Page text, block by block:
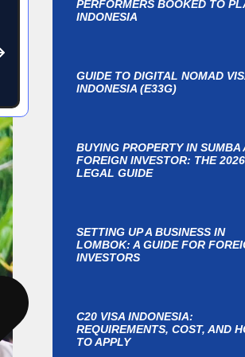
PERFORMERS BOOKED TO
INDONESIA
GUIDE TO DIGITAL NOMAD
INDONESIA (E33G)
BUYING PROPERTY IN SUMBA
FOREIGN INVESTOR: THE 2026
LEGAL GUIDE
SETTING UP A BUSINESS IN
LOMBOK: A GUIDE FOR
INVESTORS
C20 VISA INDONESIA:
REQUIREMENTS, COST, AND
TO APPLY